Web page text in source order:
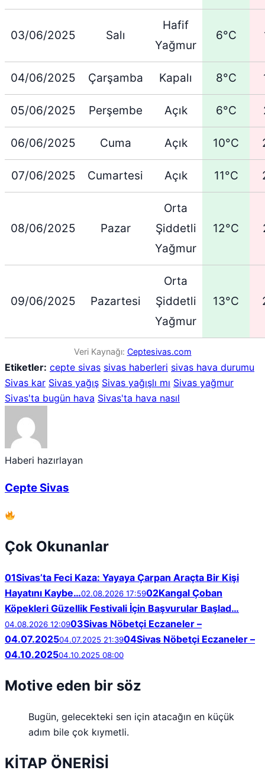
03/06/2025 Salı
Hafif
Yağmur
6°C
04/06/2025 Çarşamba Kapalı 8°C
05/06/2025 Perşembe Açık 6°C
06/06/2025 Cuma Açık 10°C
07/06/2025 Cumartesi Açık 11°C
08/06/2025 Pazar
Orta
Şiddetli
Yağmur
12°C
09/06/2025 Pazartesi
Orta
Şiddetli
Yağmur
13°C
Veri Kaynağı: Ceptesivas.com
Etiketler: cepte sivas sivas haberleri sivas hava durumu
Sivas kar Sivas yağış Sivas yağışlı mı Sivas yağmur
Sivas'ta bugün hava Sivas'ta hava nasıl
Haberi hazırlayan
Cepte Sivas
Çok Okunanlar
01Sivas’ta Feci Kaza: Yayaya Çarpan Araçta Bir Kişi
Hayatını Kaybe…02.08.2026 17:5902Kangal Çoban
Köpekleri Güzellik Festivali İçin Başvurular Başlad…
04.08.2026 12:0903Sivas Nöbetçi Eczaneler –
04.07.202504.07.2025 21:3904Sivas Nöbetçi Eczaneler –
04.10.202504.10.2025 08:00
Motive eden bir söz
Bugün, gelecekteki sen için atacağın en küçük
adım bile çok kıymetli.
KİTAP ÖNERİSİ